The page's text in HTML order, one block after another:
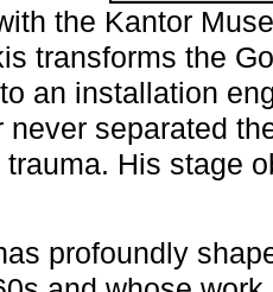
the ­Kantor
transforms the
an installation
never separated
trauma. His stage
profoundly